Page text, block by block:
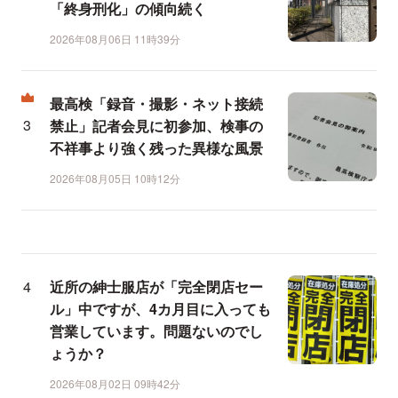
「終身刑化」の傾向続く
2026年08月06日 11時39分
最高検「録音・撮影・ネット接続
禁止」記者会見に初参加、検事の
不祥事より強く残った異様な風景
2026年08月05日 10時12分
近所の紳士服店が「完全閉店セー
ル」中ですが、4カ月目に入っても
営業しています。問題ないのでし
ょうか？
2026年08月02日 09時42分